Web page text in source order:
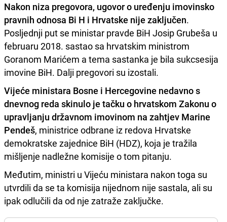
Nakon niza pregovora, ugovor o uređenju imovinsko
pravnih odnosa Bi H i Hrvatske nije zaključen.
Posljednji put se ministar pravde BiH Josip Grubeša u
februaru 2018. sastao sa hrvatskim ministrom
Goranom Marićem a tema sastanka je bila sukcsesija
imovine BiH. Dalji pregovori su izostali.
Vijeće ministara Bosne i Hercegovine nedavno s
dnevnog reda skinulo je tačku o hrvatskom Zakonu o
upravljanju državnom imovinom na zahtjev Marine
Pendeš, ministrice odbrane iz redova Hrvatske
demokratske zajednice BiH (HDZ), koja je tražila
mišljenje nadležne komisije o tom pitanju.
Međutim, ministri u Vijeću ministara nakon toga su
utvrdili da se ta komisija nijednom nije sastala, ali su
ipak odlučili da od nje zatraže zaključke.